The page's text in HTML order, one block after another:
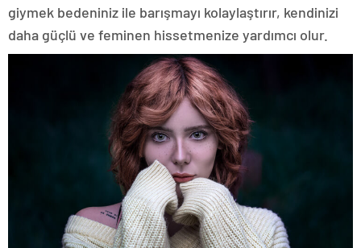
giymek bedeniniz ile barışmayı kolaylaştırır, kendinizi
daha güçlü ve feminen hissetmenize yardımcı olur.